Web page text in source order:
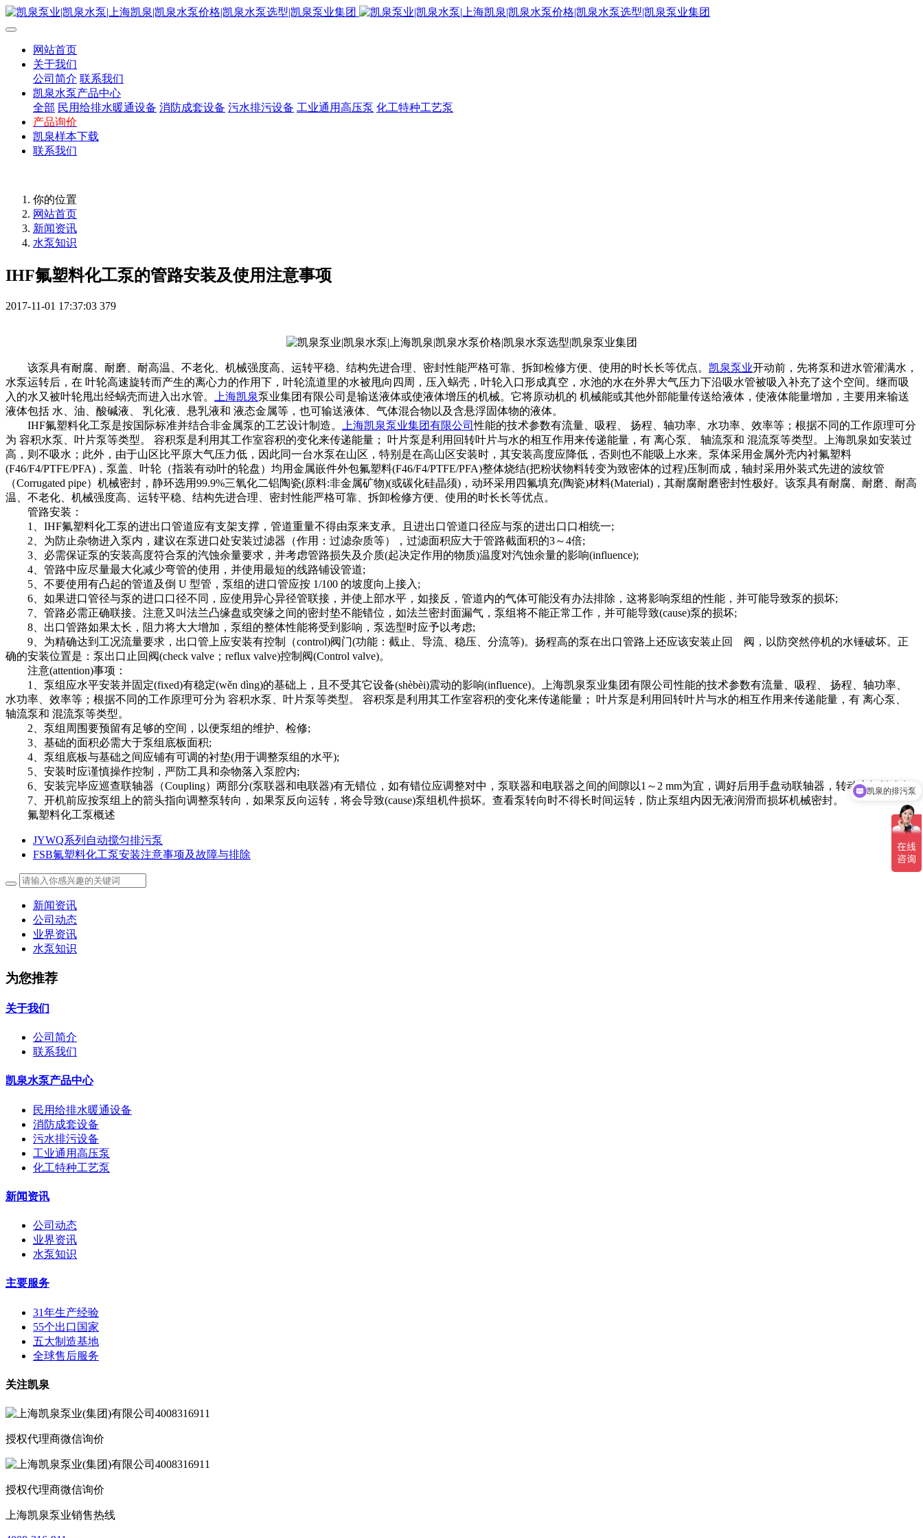
网站首页
关于我们
公司简介 联系我们
凯泉水泵产品中心
全部 民用给排水暖通设备 消防成套设备 污水排污设备 工业通用高压泵 化工特种工艺泵
产品询价
凯泉样本下载
联系我们
你的位置
网站首页
新闻资讯
水泵知识
IHF氟塑料化工泵的管路安装及使用注意事项
2017-11-01 17:37:03 379
该泵具有耐腐、耐磨、耐高温、不老化、机械强度高、运转平稳、结构先进合理、密封性能严格可靠、拆卸检修方便、使用的时长长等优点。 凯泉泵业开动前，先将泵和进水管灌满水，
水泵运转后，在 叶轮高速旋转而产生的离心力的作用下，叶轮流道里的水被甩向四周，压入蜗壳，叶轮入口形成真空，水池的水在外界大气压力下沿吸水管被吸入补充了这个空间。继而吸
入的水又被叶轮甩出经蜗壳而进入出水管。
上海凯泉泵业集团有限公司是输送液体或使液体增压的机械。它将原动机的 机械能或其他外部能量传送给液体，使液体能量增加，主要用来输送
液体包括 水、油、酸碱液、 乳化液、悬乳液和 液态金属等，也可输送液体、气体混合物以及含悬浮固体物的液体。
IHF氟塑料化工泵是按国际标准并结合非金属泵的工艺设计制造。
上海凯泉泵业集团有限公司性能的技术参数有流量、吸程、 扬程、轴功率、水功率、效率等；根据不同的工作原理可分
为 容积水泵、叶片泵等类型。 容积泵是利用其工作室容积的变化来传递能量； 叶片泵是利用回转叶片与水的相互作用来传递能量，有 离心泵、 轴流泵和 混流泵等类型。上海凯泉如安装过
高，则不吸水；此外，由于山区比平原大气压力低，因此同一台水泵在山区，特别是在高山区安装时，其安装高度应降低，否则也不能吸上水来。泵体采用金属外壳内衬氟塑料
(F46/F4/PTFE/PFA)，泵盖、叶轮（指装有动叶的轮盘）均用金属嵌件外包氟塑料(F46/F4/PTFE/PFA)整体烧结(把粉状物料转变为致密体的过程)压制而成，轴封采用外装式先进的波纹管
（Corrugated pipe）机械密封，静环选用99.9%三氧化二铝陶瓷(原料:非金属矿物)(或碳化硅晶须)，动环采用四氟填充(陶瓷)材料(Material)，其耐腐耐磨密封性极好。该泵具有耐腐、耐磨、耐高
温、不老化、机械强度高、运转平稳、结构先进合理、密封性能严格可靠、拆卸检修方便、使用的时长长等优点。
管路安装：
1、IHF氟塑料化工泵的进出口管道应有支架支撑，管道重量不得由泵来支承。且进出口管道口径应与泵的进出口口相统一;
2、为防止杂物进入泵内，建议在泵进口处安装过滤器（作用：过滤杂质等），过滤面积应大于管路截面积的3～4倍;
3、必需保证泵的安装高度符合泵的汽蚀余量要求，并考虑管路损失及介质(起决定作用的物质)温度对汽蚀余量的影响(influence);
4、管路中应尽量最大化减少弯管的使用，并使用最短的线路铺设管道;
5、不要使用有凸起的管道及倒 U 型管，泵组的进口管应按 1/100 的坡度向上接入;
6、如果进口管径与泵的进口口径不同，应使用异心异径管联接，并使上部水平，如接反，管道内的气体可能没有办法排除，这将影响泵组的性能，并可能导致泵的损坏;
7、管路必需正确联接。注意又叫法兰凸缘盘或突缘之间的密封垫不能错位，如法兰密封面漏气，泵组将不能正常工作，并可能导致(cause)泵的损坏;
8、出口管路如果太长，阻力将大大增加，泵组的整体性能将受到影响，泵选型时应予以考虑;
9、为精确达到工况流量要求，出口管上应安装有控制（control)阀门(功能：截止、导流、稳压、分流等)。扬程高的泵在出口管路上还应该安装止回 阀，以防突然停机的水锤破坏。正
确的安装位置是：泵出口止回阀(check valve；reflux valve)控制阀(Control valve)。
注意(attention)事项：
1、泵组应水平安装并固定(fixed)有稳定(wěn dìng)的基础上，且不受其它设备(shèbèi)震动的影响(influence)。上海凯泉泵业集团有限公司性能的技术参数有流量、吸程、 扬程、轴功率、
水功率、效率等；根据不同的工作原理可分为 容积水泵、叶片泵等类型。 容积泵是利用其工作室容积的变化来传递能量； 叶片泵是利用回转叶片与水的相互作用来传递能量，有 离心泵、
轴流泵和 混流泵等类型。
2、泵组周围要预留有足够的空间，以便泵组的维护、检修;
3、基础的面积必需大于泵组底板面积;
4、泵组底板与基础之间应铺有可调的衬垫(用于调整泵组的水平);
5、安装时应谨慎操作控制，严防工具和杂物落入泵腔内;
6、安装完毕应巡查联轴器（Coupling）两部分(泵联器和电联器)有无错位，如有错位应调整对中，泵联器和电联器之间的间隙以1～2 mm为宜，调好后用手盘动联轴器，转动应轻松自如;
7、开机前应按泵组上的箭头指向调整泵转向，如果泵反向运转，将会导致(cause)泵组机件损坏。查看泵转向时不得长时间运转，防止泵组内因无液润滑而损坏机械密封。
氟塑料化工泵概述
JYWQ系列自动搅匀排污泵
FSB氟塑料化工泵安装注意事项及故障与排除
新闻资讯
公司动态
业界资讯
水泵知识
为您推荐
关于我们
公司简介
联系我们
凯泉水泵产品中心
民用给排水暖通设备
消防成套设备
污水排污设备
工业通用高压泵
化工特种工艺泵
新闻资讯
公司动态
业界资讯
水泵知识
主要服务
31年生产经验
55个出口国家
五大制造基地
全球售后服务
关注凯泉
授权代理商微信询价
授权代理商微信询价
上海凯泉泵业销售热线
凯泉的排污泵